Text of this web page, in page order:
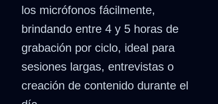
los micrófonos fácilmente,
brindando entre 4 y 5 horas de
grabación por ciclo, ideal para
sesiones largas, entrevistas o
creación de contenido durante el